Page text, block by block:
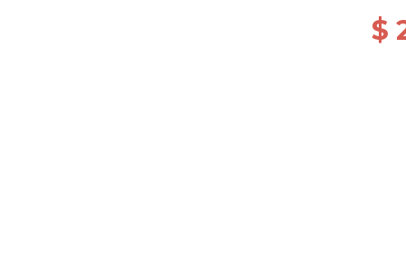
$